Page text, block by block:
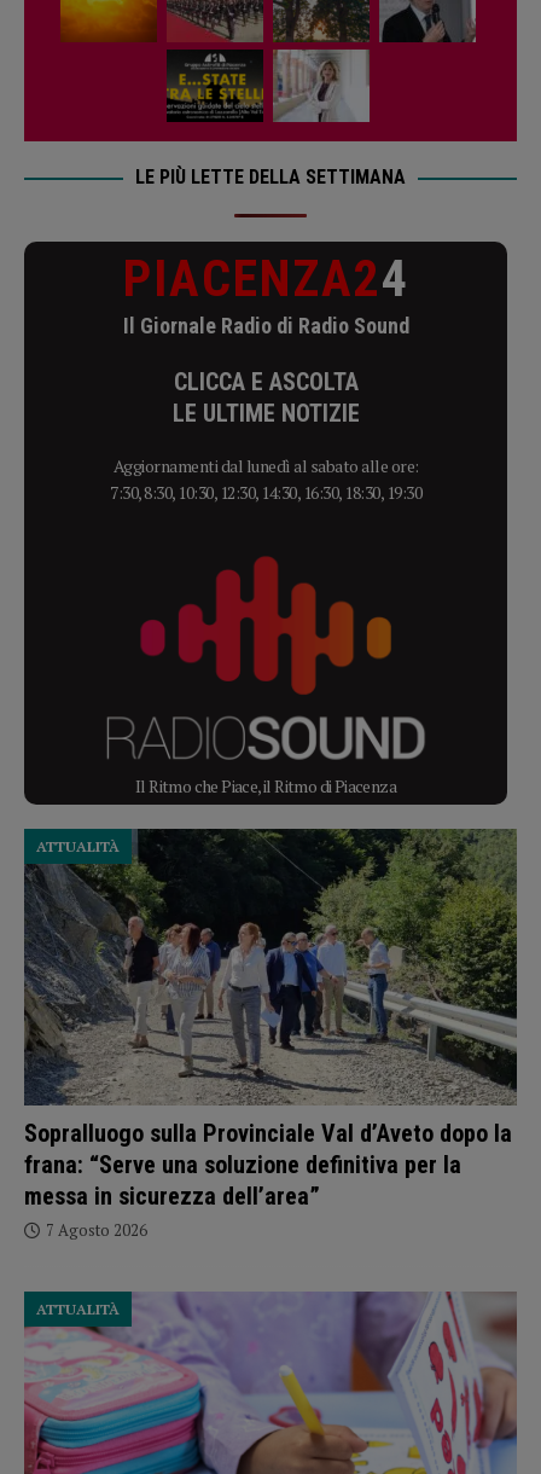
LE PIÙ LETTE DELLA SETTIMANA
PIACENZA24
Il Giornale Radio di Radio Sound
CLICCA E ASCOLTA
LE ULTIME NOTIZIE
Aggiornamenti dal lunedì al sabato alle ore:
7:30, 8:30, 10:30, 12:30, 14:30, 16:30, 18:30, 19:30
Il Ritmo che Piace, il Ritmo di Piacenza
Sopralluogo sulla Provinciale Val d’Aveto dopo la
frana: “Serve una soluzione definitiva per la
messa in sicurezza dell’area”
ATTUALITÀ
7 Agosto 2026
ATTUALITÀ